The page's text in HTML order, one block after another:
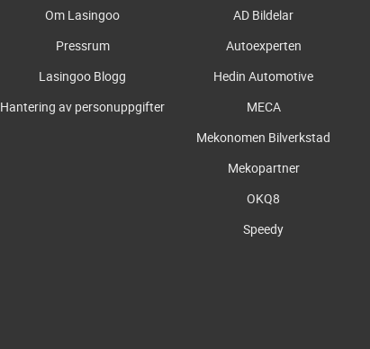
Om Lasingoo
Pressrum
Lasingoo Blogg
Hantering av personuppgifter
AD Bildelar
Autoexperten
Hedin Automotive
MECA
Mekonomen Bilverkstad
Mekopartner
OKQ8
Speedy